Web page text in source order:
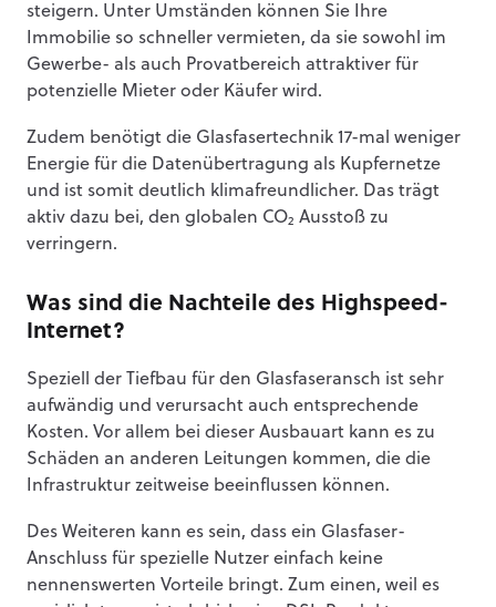
steigern. Unter Umständen können Sie Ihre
Immobilie so schneller vermieten, da sie sowohl im
Gewerbe- als auch Provatbereich attraktiver für
potenzielle Mieter oder Käufer wird.
Zudem benötigt die Glasfasertechnik 17-mal weniger
Energie für die Datenübertragung als Kupfernetze
und ist somit deutlich klimafreundlicher. Das trägt
aktiv dazu bei, den globalen CO₂ Ausstoß zu
verringern.
Was sind die Nachteile des Highspeed-
Internet?
Speziell der Tiefbau für den Glasfaseransch ist sehr
aufwändig und verursacht auch entsprechende
Kosten. Vor allem bei dieser Ausbauart kann es zu
Schäden an anderen Leitungen kommen, die die
Infrastruktur zeitweise beeinflussen können.
Des Weiteren kann es sein, dass ein Glasfaser-
Anschluss für spezielle Nutzer einfach keine
nennenswerten Vorteile bringt. Zum einen, weil es